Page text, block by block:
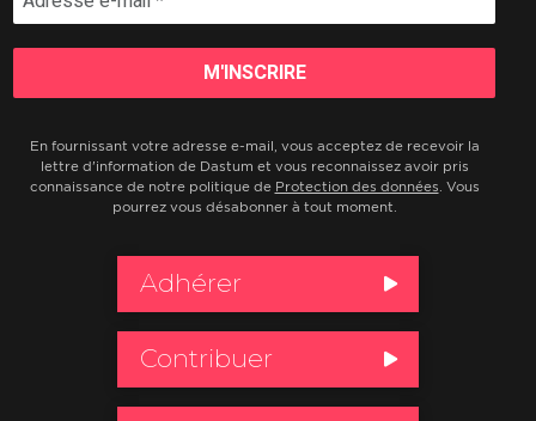
En fournissant votre adresse e-mail, vous acceptez de recevoir la
lettre d'information de Dastum et vous reconnaissez avoir pris
connaissance de notre politique de Protection des données . Vous
pourrez vous désabonner à tout moment.
Adhérer
Contribuer